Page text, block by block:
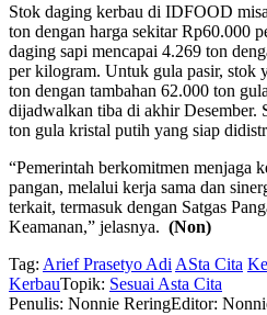
Stok daging kerbau di IDFOOD
ton dengan harga sekitar Rp60.000
daging sapi mencapai 4.269 ton
per kilogram. Untuk gula pasir, stok
ton dengan tambahan 62.000 ton
dijadwalkan tiba di akhir Desember.
ton gula kristal putih yang siap
“Pemerintah berkomitmen menjaga
pangan, melalui kerja sama dan
terkait, termasuk dengan Satgas
Keamanan,” jelasnya. (Non)
Tag: Arief Prasetyo Adi ASta Cita
KerbauTopik: Sesuai Asta Cita
Penulis: Nonnie ReringEditor: